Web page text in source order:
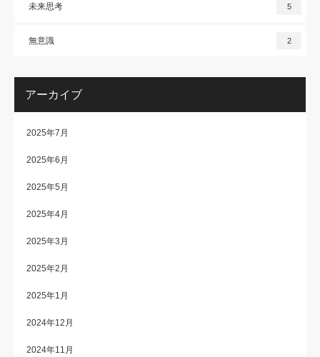
未来思考 5
無意識 2
アーカイブ
2025年7月
2025年6月
2025年5月
2025年4月
2025年3月
2025年2月
2025年1月
2024年12月
2024年11月